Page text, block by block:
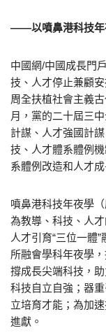
——以噴鼻港科技年
中國網/中國成長門
技、人才停止兼顧
周全扶植社會主義
月，黨的二十屆三
計謀、人才強國計
技、人才體系體例
系體例改造和人才
噴鼻港科技年夜學
為教導、科技、人
人才引育“三位一體
所融會學科年夜學
撐成長尖端科技，
科技自立自強；器
立培育才能；為加
進獻。